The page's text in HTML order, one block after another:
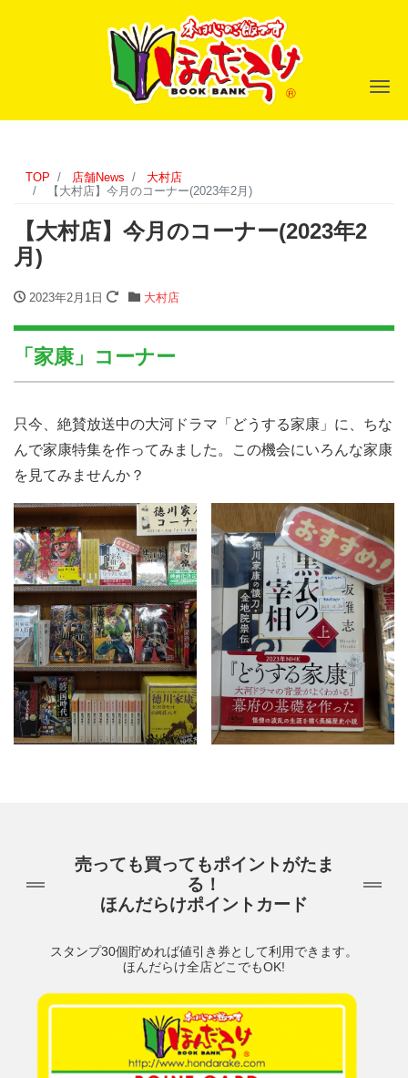
ナ
TOP 店舗News
大村店
【大村店】今月のコーナー(2023年2月)
【大村店】今月のコーナー(2023年2
月)
2023年2月1日 大村店
「家康」コーナー
只今、絶賛放送中の大河ドラマ「どうする家康」に、ちな
んで家康特集を作ってみました。この機会にいろんな家康
を見てみませんか？
売っても買ってもポイントがたま
る！
ほんだらけポイントカード
スタンプ30個貯めれば値引き券として利用できます。
ほんだらけ全店どこでもOK!